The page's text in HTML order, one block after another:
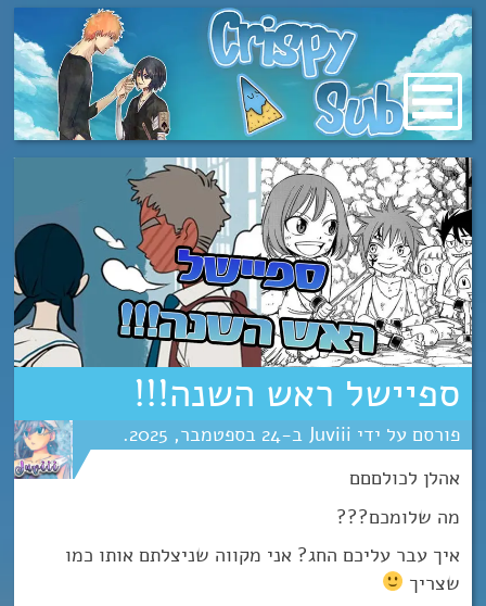
מעבר
לתוכן
ספיישל ראש השנה!!!
Juviii
24 ספטמבר 2025
אהלן לכולםםם
מה שלומכם???
איך עבר עליכם החג? אני מקווה שניצלתם אותו כמו
שצריך